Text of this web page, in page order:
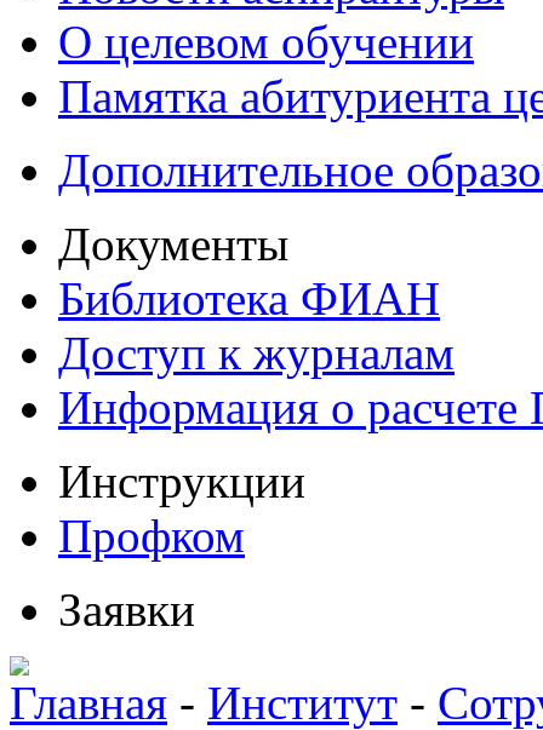
О целевом обучении
Памятка абитуриента
Дополнительное
Документы
Библиотека ФИАН
Доступ к журналам
Информация о
Инструкции
Профком
Заявки
Главная - Институт -